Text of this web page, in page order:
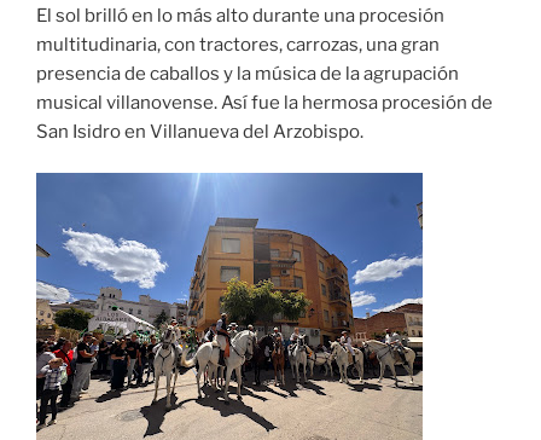
El sol brilló en lo más alto durante una procesión
multitudinaria, con tractores, carrozas, una gran
presencia de caballos y la música de la agrupación
musical villanovense. Así fue la hermosa procesión de
San Isidro en Villanueva del Arzobispo.